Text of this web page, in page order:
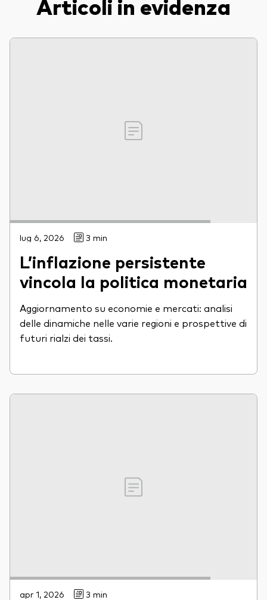
lug 6, 2026 3 min
L’inflazione persistente
vincola la politica monetaria
Aggiornamento su economie e mercati: analisi
delle dinamiche nelle varie regioni e prospettive di
futuri rialzi dei tassi.
apr 1, 2026 3 min